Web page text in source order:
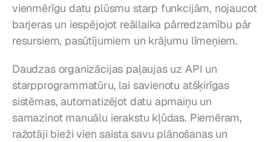
vienmērīgu datu plūsmu starp funkcijām, nojaucot
barjeras un iespējojot reāllaika pārredzamību pār
resursiem, pasūtījumiem un krājumu līmeņiem.
Daudzas organizācijas paļaujas uz API un
starpprogrammatūru, lai savienotu atšķirīgas
sistēmas, automatizējot datu apmaiņu un
samazinot manuālu ierakstu kļūdas. Piemēram,
ražotāji bieži vien saista savu plānošanas un